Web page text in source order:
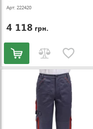
Арт: 222420
4 118 грн.